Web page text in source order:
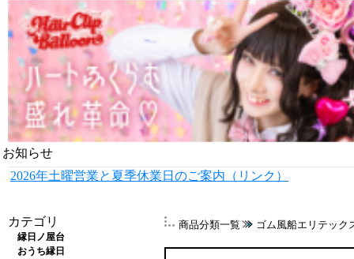
お知らせ
2026年土曜営業と夏季休業日のご案内（リンク）
カテゴリ
縁日ノ屋台
おうち縁日
商品分類一覧 ゴム風船エリテック